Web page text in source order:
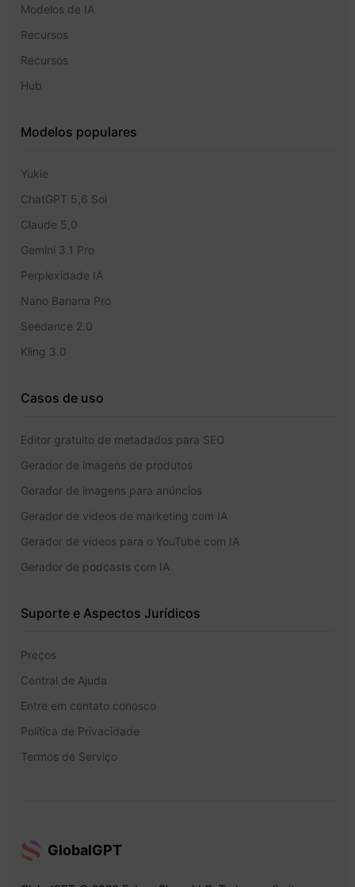
Modelos de IA
Recursos
Recursos
Hub
Modelos populares
Yukie
ChatGPT 5,6 Sol
Claude 5,0
Gemini 3.1 Pro
Perplexidade IA
Nano Banana Pro
Seedance 2.0
Kling 3.0
Casos de uso
Editor gratuito de metadados para SEO
Gerador de imagens de produtos
Gerador de imagens para anúncios
Gerador de vídeos de marketing com IA
Gerador de vídeos para o YouTube com IA
Gerador de podcasts com IA
Suporte e Aspectos Jurídicos
Preços
Central de Ajuda
Entre em contato conosco
Política de Privacidade
Termos de Serviço
GlobalGPT